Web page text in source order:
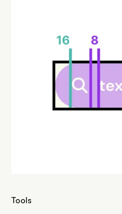
Tools